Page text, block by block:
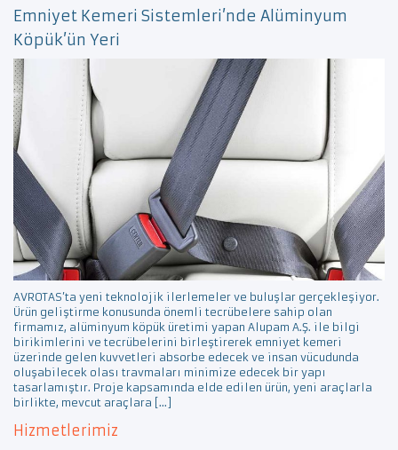
Emniyet Kemeri Sistemleri’nde Alüminyum
Köpük’ün Yeri
AVROTAS’ta yeni teknolojik ilerlemeler ve buluşlar gerçekleşiyor.
Ürün geliştirme konusunda önemli tecrübelere sahip olan
firmamız, alüminyum köpük üretimi yapan Alupam A.Ş. ile bilgi
birikimlerini ve tecrübelerini birleştirerek emniyet kemeri
üzerinde gelen kuvvetleri absorbe edecek ve insan vücudunda
oluşabilecek olası travmaları minimize edecek bir yapı
tasarlamıştır. Proje kapsamında elde edilen ürün, yeni araçlarla
birlikte, mevcut araçlara […]
Hizmetlerimiz